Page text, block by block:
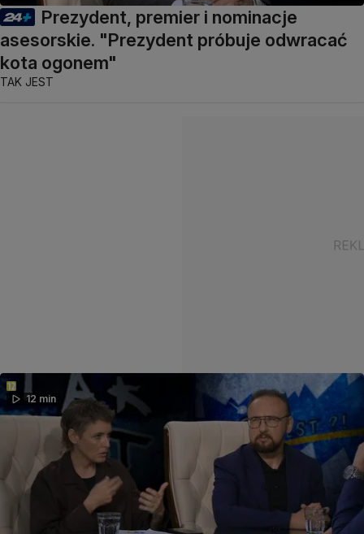
Prezydent, premier i nominacje
asesorskie. "Prezydent próbuje odwracać
kota ogonem"
TAK JEST
12 min